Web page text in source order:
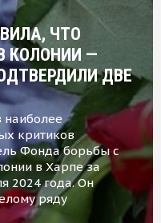
ЧТО
КОЛОНИИ —
ДВЕ
наиболее
критиков
Фонда борьбы с
в Харпе за
2024 года. Он
ряду